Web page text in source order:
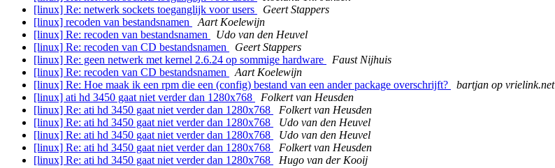
[linux] Re: netwerk sockets toeganglijk voor users
Geert Stappers
[linux] recoden van bestandsnamen
Aart Koelewijn
[linux] Re: recoden van bestandsnamen
Udo van den Heuvel
[linux] Re: recoden van CD bestandsnamen
Geert Stappers
[linux] Re: geen netwerk met kernel 2.6.24 op sommige hardware
Faust Nijhuis
[linux] Re: recoden van CD bestandsnamen
Aart Koelewijn
[linux] Re: Hoe maak ik een rpm die een (config) bestand van een ander package overschrijft?
bartjan op vrielink.net
[linux] ati hd 3450 gaat niet verder dan 1280x768
Folkert van Heusden
[linux] Re: ati hd 3450 gaat niet verder dan 1280x768
Folkert van Heusden
[linux] Re: ati hd 3450 gaat niet verder dan 1280x768
Udo van den Heuvel
[linux] Re: ati hd 3450 gaat niet verder dan 1280x768
Udo van den Heuvel
[linux] Re: ati hd 3450 gaat niet verder dan 1280x768
Folkert van Heusden
[linux] Re: ati hd 3450 gaat niet verder dan 1280x768
Hugo van der Kooij